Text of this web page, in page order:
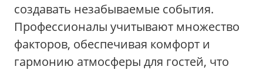
создавать незабываемые события.
Профессионалы учитывают множество
факторов, обеспечивая комфорт и
гармонию атмосферы для гостей, что